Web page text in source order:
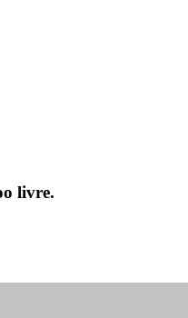
livre.